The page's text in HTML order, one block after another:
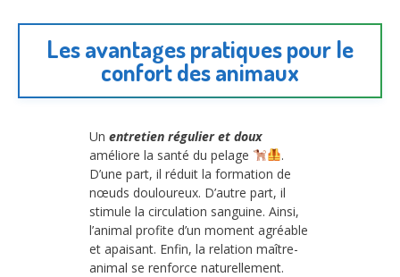
Les avantages pratiques pour le
confort des animaux
Un entretien régulier et doux
améliore la santé du pelage
.
D’une part, il réduit la formation de
nœuds douloureux. D’autre part, il
stimule la circulation sanguine. Ainsi,
l’animal profite d’un moment agréable
et apaisant. Enfin, la relation maître-
animal se renforce naturellement.